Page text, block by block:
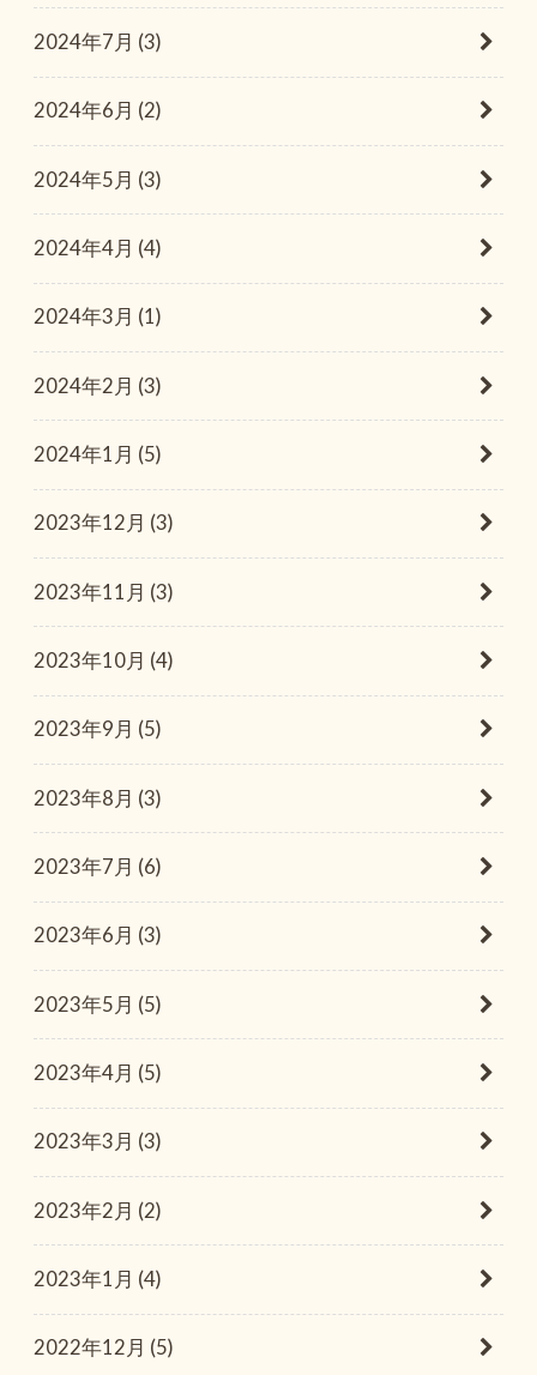
2024年7月 (3)
2024年6月 (2)
2024年5月 (3)
2024年4月 (4)
2024年3月 (1)
2024年2月 (3)
2024年1月 (5)
2023年12月 (3)
2023年11月 (3)
2023年10月 (4)
2023年9月 (5)
2023年8月 (3)
2023年7月 (6)
2023年6月 (3)
2023年5月 (5)
2023年4月 (5)
2023年3月 (3)
2023年2月 (2)
2023年1月 (4)
2022年12月 (5)